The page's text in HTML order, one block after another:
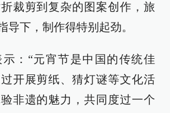
裁剪到复杂的图案创作，旅
导下，制作得特别起劲。
：“元宵节是中国的传统佳
开展剪纸、猜灯谜等文化活
非遗的魅力，共同度过一个